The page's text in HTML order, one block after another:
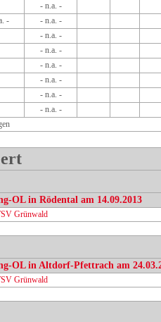
- n.a. -
- - n.a. -
- n.a. -
- n.a. -
- n.a. -
- n.a. -
- n.a. -
- n.a. -
OL in Rödental am 14.09.2013
Grünwald
OL in Altdorf-Pfettrach am
Grünwald